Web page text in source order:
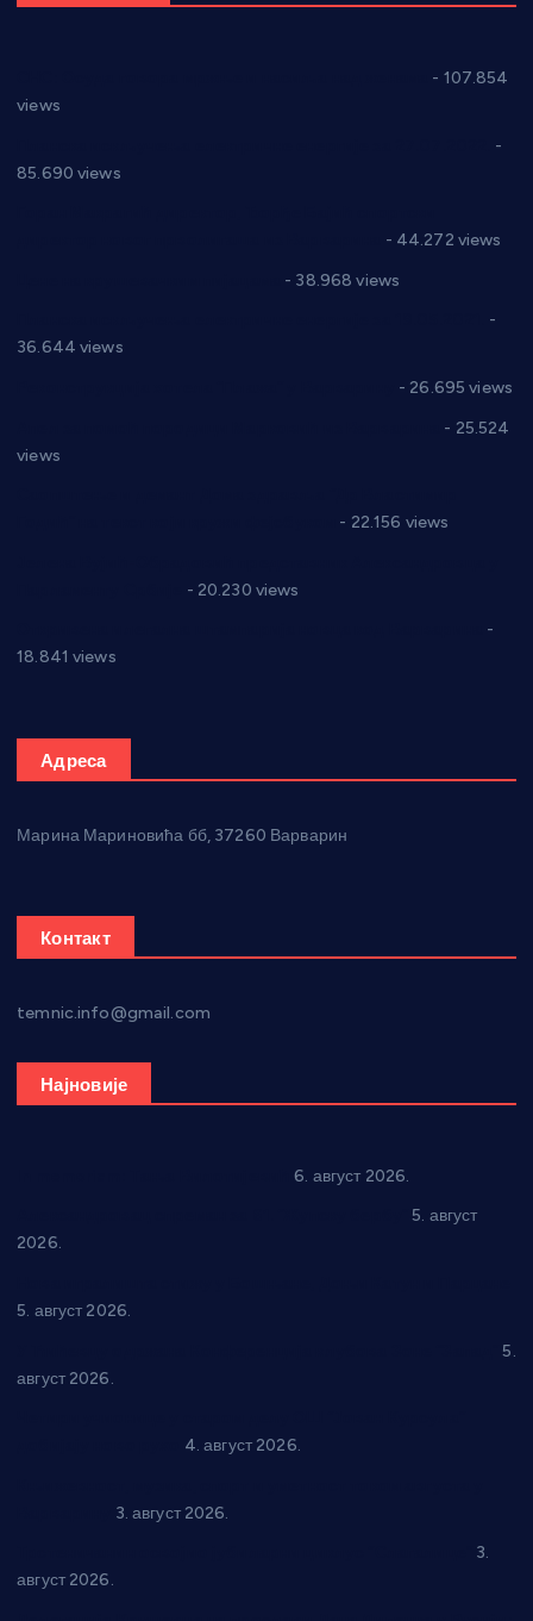
- 107.854
views
-
85.690 views
- 44.272 views
- 38.968 views
-
36.644 views
- 26.695 views
- 25.524
views
- 22.156 views
- 20.230 views
-
18.841 views
Адреса
Марина Мариновића бб, 37260 Варварин
Контакт
temnic.info@gmail.com
Најновије
6. август 2026.
5. август
2026.
5. август 2026.
5.
август 2026.
4. август 2026.
3. август 2026.
3.
август 2026.